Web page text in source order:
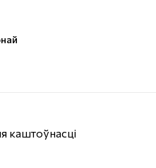
каштоўнасці